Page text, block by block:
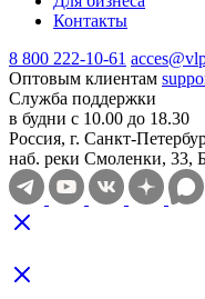
Контакты
8 800 222-10-61
Оптовым клиентам
Служба поддержки
в будни с 10.00 до 18.30
Россия, г. Санкт-
наб. реки Смоленки, 33,